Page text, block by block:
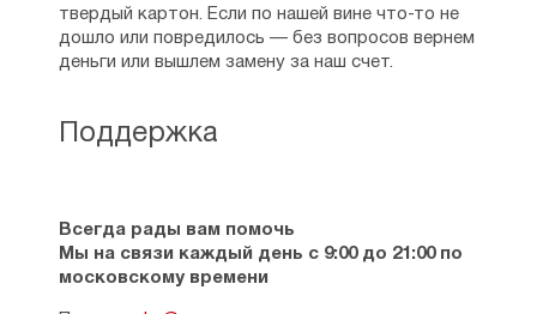
Поддержка
Всегда рады вам помочь
Мы на связи каждый день с 9:00 до 21:00 по
московскому времени
твердый картон. Если по нашей вине что-то не
дошло или повредилось — без вопросов вернем
деньги или вышлем замену за наш счет.